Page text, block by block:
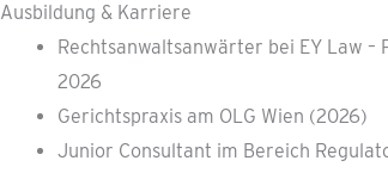
Ausbildung & Karriere
Rechtsanwaltsanwärter bei EY Law –
2026
Gerichtspraxis am OLG Wien (2026)
Junior Consultant im Bereich